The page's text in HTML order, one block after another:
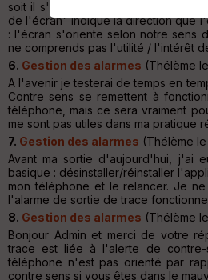
soit il s'oriente toujours dans le sens
de l'écran" indique la direction que
: l'écran s'oriente selon notre sens
ne comprends pas l'utilité / l'intérêt
6. Gestion des alarmes (Thélème
A l'avenir je testerai de temps en
Contre sens se remettent à
téléphone, mais ce sera vraiment
me sont pas utiles dans ma pratique
7. Gestion des alarmes (Thélème le
Avant ma sortie d'aujourd'hui, j'ai
basique : désinstaller/réinstaller
mon téléphone et le relancer. Je
l'alarme de sortie de trace fonctionne
8. Gestion des alarmes (Thélème
Bonjour Admin et merci de votre
trace est liée à l'alerte de contre-
téléphone n'est pas orienté par
contre sens si vous êtes dans le